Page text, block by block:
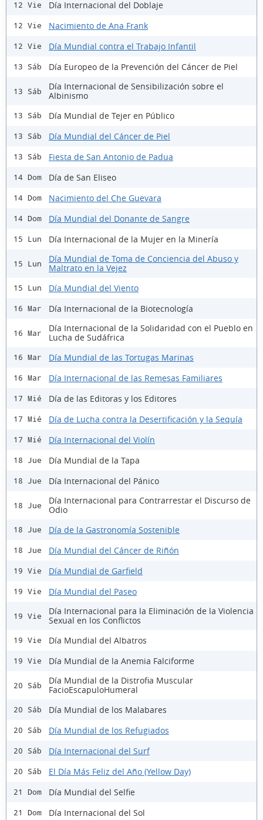
12 Vie Día Internacional del Doblaje
12 Vie Nacimiento de Ana Frank
12 Vie Día Mundial contra el Trabajo Infantil
13 Sáb Día Europeo de la Prevención del Cáncer de Piel
13 Sáb
Día Internacional de Sensibilización sobre el
Albinismo
13 Sáb Día Mundial de Tejer en Público
13 Sáb Día Mundial del Cáncer de Piel
13 Sáb Fiesta de San Antonio de Padua
14 Dom Día de San Eliseo
14 Dom Nacimiento del Che Guevara
14 Dom Día Mundial del Donante de Sangre
15 Lun Día Internacional de la Mujer en la Minería
15 Lun
Día Mundial de Toma de Conciencia del Abuso y
Maltrato en la Vejez
15 Lun Día Mundial del Viento
16 Mar Día Internacional de la Biotecnología
16 Mar
Día Internacional de la Solidaridad con el Pueblo en
Lucha de Sudáfrica
16 Mar Día Mundial de las Tortugas Marinas
16 Mar Día Internacional de las Remesas Familiares
17 Mié Día de las Editoras y los Editores
17 Mié Día de Lucha contra la Desertificación y la Sequía
17 Mié Día Internacional del Violín
18 Jue Día Mundial de la Tapa
18 Jue Día Internacional del Pánico
18 Jue
Día Internacional para Contrarrestar el Discurso de
Odio
18 Jue Día de la Gastronomía Sostenible
18 Jue Día Mundial del Cáncer de Riñón
19 Vie Día Mundial de Garfield
19 Vie Día Mundial del Paseo
19 Vie
Día Internacional para la Eliminación de la Violencia
Sexual en los Conflictos
19 Vie Día Mundial del Albatros
19 Vie Día Mundial de la Anemia Falciforme
20 Sáb
Día Mundial de la Distrofia Muscular
FacioEscapuloHumeral
20 Sáb Día Mundial de los Malabares
20 Sáb Día Mundial de los Refugiados
20 Sáb Día Internacional del Surf
20 Sáb El Día Más Feliz del Año (Yellow Day)
21 Dom Día Mundial del Selfie
21 Dom Día Internacional del Sol